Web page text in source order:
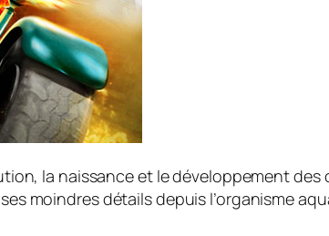
la naissance et le développement des
moindres détails depuis l’organisme